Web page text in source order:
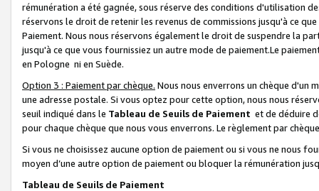
rémunération a été gagnée, sous réserve des conditions d'utilisation
réservons le droit de retenir les revenus de commissions jusqu'à ce
Paiement. Nous nous réservons également le droit de suspendre la
jusqu'à ce que vous fournissiez un autre mode de paiement.Le
en Pologne ni en Suède.
Option 3 : Paiement par chèque. Nous nous enverrons un chèque d'un
une adresse postale. Si vous optez pour cette option, nous nous
seuil indiqué dans le Tableau de Seuils de Paiement et de déduire
pour chaque chèque que nous vous enverrons. Le règlement par
Si vous ne choisissez aucune option de paiement ou si vous ne nous
moyen d’une autre option de paiement ou bloquer la rémunération
Tableau de Seuils de Paiement